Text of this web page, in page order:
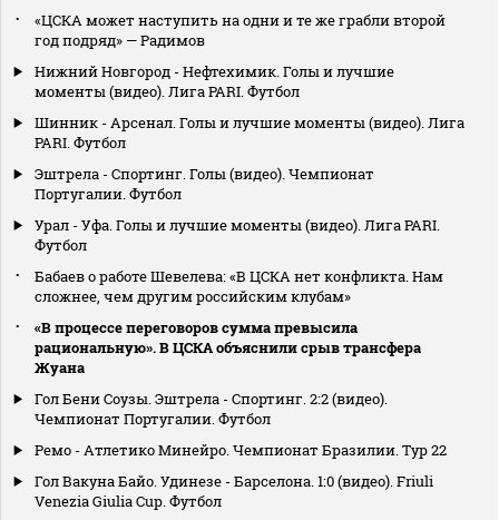
«ЦСКА может наступить на одни и те же грабли второй
год подряд» — Радимов
Нижний Новгород - Нефтехимик. Голы и лучшие
моменты (видео). Лига PARI. Футбол
Шинник - Арсенал. Голы и лучшие моменты (видео). Лига
PARI. Футбол
Эштрела - Спортинг. Голы (видео). Чемпионат
Португалии. Футбол
Урал - Уфа. Голы и лучшие моменты (видео). Лига PARI.
Футбол
Бабаев о работе Шевелева: «В ЦСКА нет конфликта. Нам
сложнее, чем другим российским клубам»
«В процессе переговоров сумма превысила
рациональную». В ЦСКА объяснили срыв трансфера
Жуана
Гол Бени Соузы. Эштрела - Спортинг. 2:2 (видео).
Чемпионат Португалии. Футбол
Ремо - Атлетико Минейро. Чемпионат Бразилии. Тур 22
Гол Вакуна Байо. Удинезе - Барселона. 1:0 (видео). Friuli
Venezia Giulia Cup. Футбол